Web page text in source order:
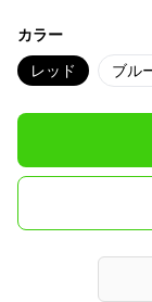
カラー
レッド ブル